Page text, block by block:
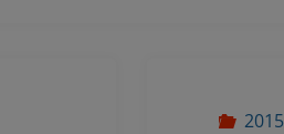
2015